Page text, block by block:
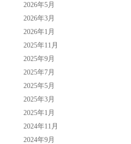
2026年5月
2026年3月
2026年1月
2025年11月
2025年9月
2025年7月
2025年5月
2025年3月
2025年1月
2024年11月
2024年9月